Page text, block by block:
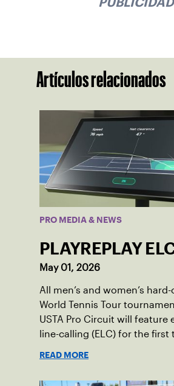
PUBLICIDAD
Artículos relacionados
PRO MEDIA & NEWS
PLAYREPLAY
May 01, 2026
All men’s and women’s
World Tennis Tour
USTA Pro Circuit will feature
line-calling (ELC) for the first
READ MORE